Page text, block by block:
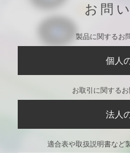
お問
製品に関するお
個人
お取引に関する
法人
適合表や取扱説明書など